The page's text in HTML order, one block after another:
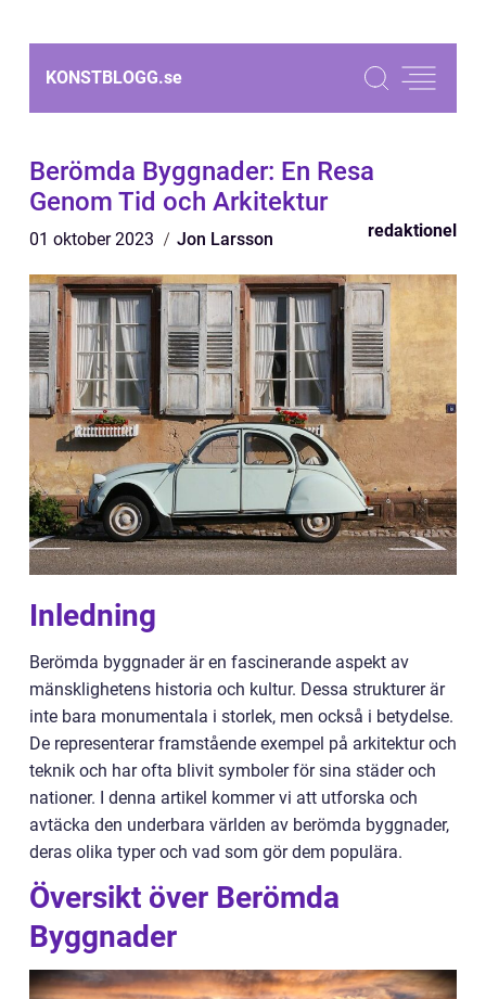
KONSTBLOGG.se
Berömda Byggnader: En Resa
Genom Tid och Arkitektur
01 oktober 2023 Jon Larsson redaktionel
Inledning
Berömda byggnader är en fascinerande aspekt av
mänsklighetens historia och kultur. Dessa strukturer är
inte bara monumentala i storlek, men också i betydelse.
De representerar framstående exempel på arkitektur och
teknik och har ofta blivit symboler för sina städer och
nationer. I denna artikel kommer vi att utforska och
avtäcka den underbara världen av berömda byggnader,
deras olika typer och vad som gör dem populära.
Översikt över Berömda
Byggnader